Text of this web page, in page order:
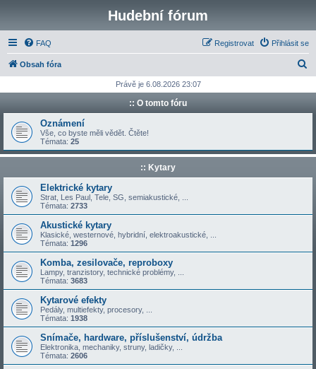
Hudební fórum
FAQ Přihlásit se
Registrovat
Obsah fóra
d
t
Právě je 6.08.2026 23:07
:: O tomto fóru
Oznámení
Vše, co byste měli vědět. Čtěte!
Témata: 25
:: Kytary
Elektrické kytary
Strat, Les Paul, Tele, SG, semiakustické, ...
Témata: 2733
Akustické kytary
Klasické, westernové, hybridní, elektroakustické, ...
Témata: 1296
Komba, zesilovače, reproboxy
Lampy, tranzistory, technické problémy, ...
Témata: 3683
Kytarové efekty
Pedály, multiefekty, procesory, ...
Témata: 1938
Snímače, hardware, příslušenství, údržba
Elektronika, mechaniky, struny, ladičky, ...
Témata: 2606